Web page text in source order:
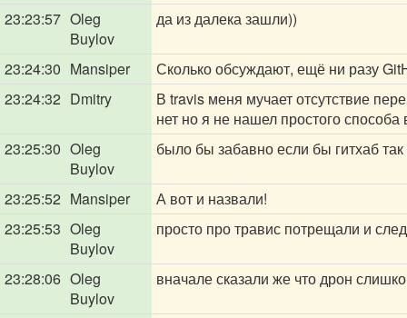
23:23:57 Oleg
Buylov
да из далека зашли))
23:24:30 Mansiper
Сколько обсуждают, ещё ни разу
23:24:32 Dmitry
В travis меня мучает отсутствие
нет но я не нашел простого
23:25:30 Oleg
Buylov
было бы забавно если бы гитхаб
23:25:52 Mansiper
А вот и назвали!
23:25:53 Oleg
Buylov
просто про травис потрещали и
23:28:06 Oleg
Buylov
вначале сказали же что дрон